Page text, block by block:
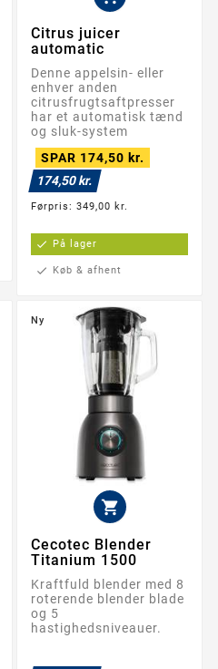
Citrus juicer
automatic
Denne appelsin- eller
enhver anden
citrusfrugtsaftpresser
har et automatisk tænd
og sluk-system
SPAR 174,50 kr.
174,50 kr.
Førpris: 349,00 kr.
check På lager
check Køb & afhent
Ny

Cecotec Blender
Titanium 1500
Kraftfuld blender med 8
roterende blender blade
og 5
hastighedsniveauer.